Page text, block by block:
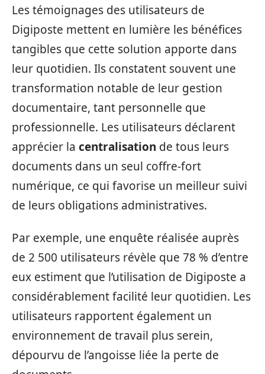
Les témoignages des utilisateurs de
Digiposte mettent en lumière les bénéfices
tangibles que cette solution apporte dans
leur quotidien. Ils constatent souvent une
transformation notable de leur gestion
documentaire, tant personnelle que
professionnelle. Les utilisateurs déclarent
apprécier la centralisation de tous leurs
documents dans un seul coffre-fort
numérique, ce qui favorise un meilleur suivi
de leurs obligations administratives.
Par exemple, une enquête réalisée auprès
de 2 500 utilisateurs révèle que 78 % d’entre
eux estiment que l’utilisation de Digiposte a
considérablement facilité leur quotidien. Les
utilisateurs rapportent également un
environnement de travail plus serein,
dépourvu de l’angoisse liée la perte de